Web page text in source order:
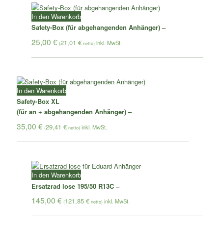
Safety-Box (für abgehangenden Anhänger) –
25,00 € (21,01 €netto)
In den Warenkorb
Safety-Box XL
(für an + abgehangenden Anhänger) –
35,00€ (29,41€ netto)
In den Warenkorb
Ersatzrad lose 195/50 R13C –
145,00 € (121,85 €netto)
In den Warenkorb